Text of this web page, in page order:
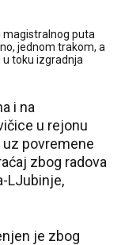
magistralnog puta
jednom trakom, a
u toku izgradnja
i na
u rejonu
povremene
zbog radova
LJubinje,
je zbog